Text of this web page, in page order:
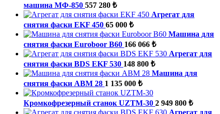
машина МФ-850 557 280 ₺
Агрегат для
снятия фаски EKF 450 65 000 ₺
Машина для
снятия фаски Euroboor B60 166 066 ₺
Агрегат для
снятия фаски BDS EKF 530 148 800 ₺
Машина для
снятия фаски ABM 28 1 135 000 ₺
Кромкофрезерный станок UZTM-30 2 949 800 ₺